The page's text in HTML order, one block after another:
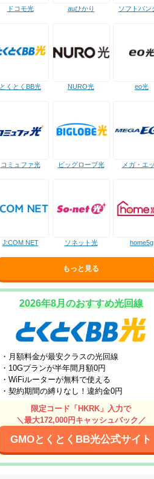
ドコモ光 auひかり ソフトバン
とくとくBB光 NURO光 eo光
コミュファ光 ビッグローブ光 メガ・エ
J:COM NET ソネット光 home5g
もっと見る
2026年8月のおすすめ光回線
・月額料金が最安クラスの光回線
・10Gプランが半年間月額0円
・WiFiルーターが無料で使える
・契約期間の縛りなし！違約金0円
限定コード「HKRK」入力で
＼最大172,000円キャッシュバック／
GMOとくとくBB光公式サイト